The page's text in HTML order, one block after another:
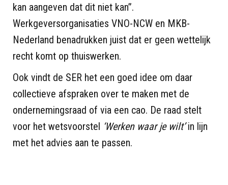
kan aangeven dat dit niet kan”.
Werkgeversorganisaties VNO-NCW en MKB-
Nederland benadrukken juist dat er geen wettelijk
recht komt op thuiswerken.
Ook vindt de SER het een goed idee om daar
collectieve afspraken over te maken met de
ondernemingsraad of via een cao. De raad stelt
voor het wetsvoorstel ‘Werken waar je wilt’in lijn
met het advies aan te passen.